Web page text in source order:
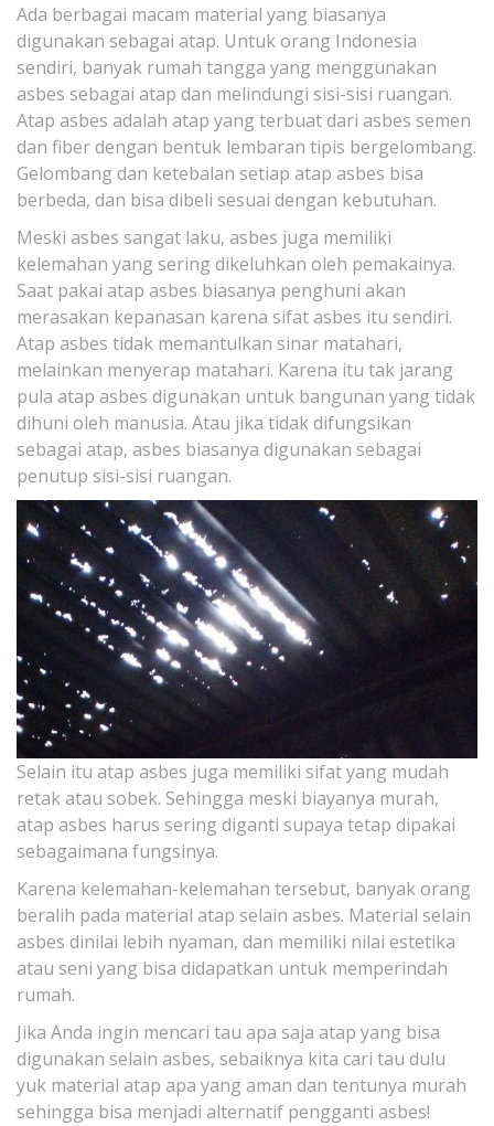
Ada berbagai macam material yang biasanya
digunakan sebagai atap. Untuk orang Indonesia
sendiri, banyak rumah tangga yang menggunakan
asbes sebagai atap dan melindungi sisi-sisi ruangan.
Atap asbes adalah atap yang terbuat dari asbes semen
dan fiber dengan bentuk lembaran tipis bergelombang.
Gelombang dan ketebalan setiap atap asbes bisa
berbeda, dan bisa dibeli sesuai dengan kebutuhan.
Meski asbes sangat laku, asbes juga memiliki
kelemahan yang sering dikeluhkan oleh pemakainya.
Saat pakai atap asbes biasanya penghuni akan
merasakan kepanasan karena sifat asbes itu sendiri.
Atap asbes tidak memantulkan sinar matahari,
melainkan menyerap matahari. Karena itu tak jarang
pula atap asbes digunakan untuk bangunan yang tidak
dihuni oleh manusia. Atau jika tidak difungsikan
sebagai atap, asbes biasanya digunakan sebagai
penutup sisi-sisi ruangan.
Selain itu atap asbes juga memiliki sifat yang mudah
retak atau sobek. Sehingga meski biayanya murah,
atap asbes harus sering diganti supaya tetap dipakai
sebagaimana fungsinya.
Karena kelemahan-kelemahan tersebut, banyak orang
beralih pada material atap selain asbes. Material selain
asbes dinilai lebih nyaman, dan memiliki nilai estetika
atau seni yang bisa didapatkan untuk memperindah
rumah.
Jika Anda ingin mencari tau apa saja atap yang bisa
digunakan selain asbes, sebaiknya kita cari tau dulu
yuk material atap apa yang aman dan tentunya murah
sehingga bisa menjadi alternatif pengganti asbes!